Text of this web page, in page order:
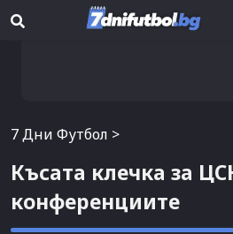
7 Дни Футбол >
Късата клечка за
конференциите